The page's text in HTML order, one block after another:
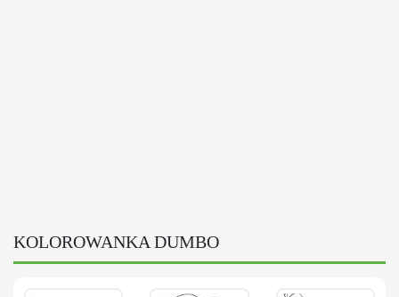
KOLOROWANKA DUMBO